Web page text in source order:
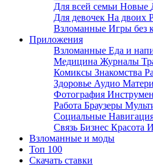
Для всей семьи Новые
Для девочек На двоих
Взломанные Игры без
Приложения
Взломанные Еда и
Медицина Журналы
Комиксы Знакомства
Здоровье Аудио
Фотография
Работа Браузеры
Социальные
Связь Бизнес Красота
Взломанные и моды
Топ 100
Скачать ставки